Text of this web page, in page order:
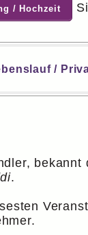
/ Hochzeit
/
.